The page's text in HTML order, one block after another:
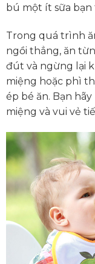
bú một ít sữa bạn
Trong quá trình
ngồi thẳng, ăn
đút và ngừng lại
miệng hoặc phì
ép bé ăn. Bạn
miệng và vui vẻ